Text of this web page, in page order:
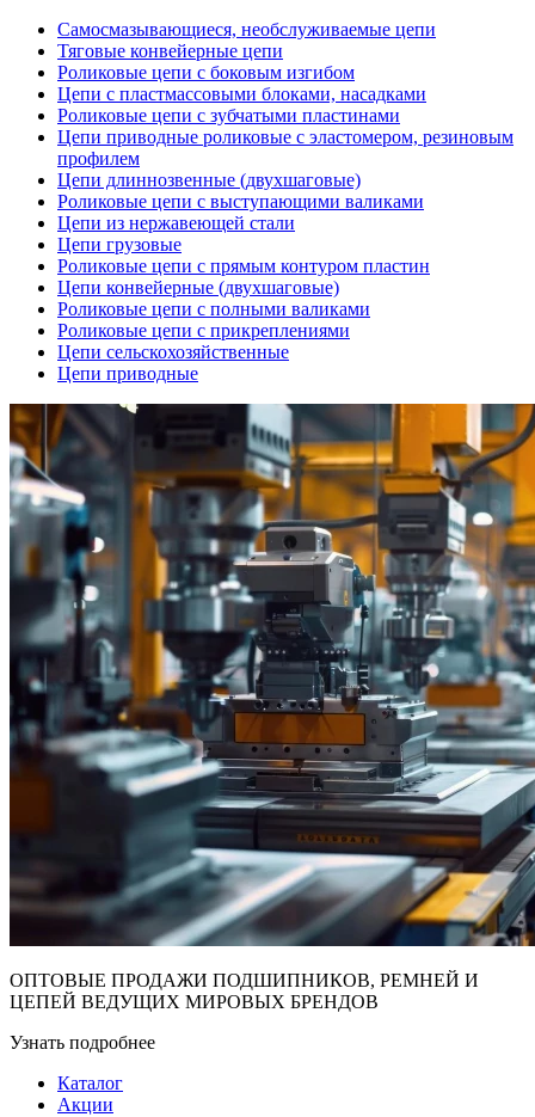
Самосмазывающиеся, необслуживаемые цепи
Тяговые конвейерные цепи
Роликовые цепи с боковым изгибом
Цепи с пластмассовыми блоками, насадками
Роликовые цепи с зубчатыми пластинами
Цепи приводные роликовые с эластомером, резиновым
профилем
Цепи длиннозвенные (двухшаговые)
Роликовые цепи с выступающими валиками
Цепи из нержавеющей стали
Цепи грузовые
Роликовые цепи с прямым контуром пластин
Цепи конвейерные (двухшаговые)
Роликовые цепи с полными валиками
Роликовые цепи с прикреплениями
Цепи сельскохозяйственные
Цепи приводные
ОПТОВЫЕ ПРОДАЖИ ПОДШИПНИКОВ, РЕМНЕЙ И
ЦЕПЕЙ ВЕДУЩИХ МИРОВЫХ БРЕНДОВ
Узнать подробнее
Каталог
Акции